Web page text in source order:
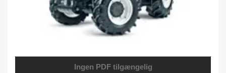
Ingen PDF tilgængelig